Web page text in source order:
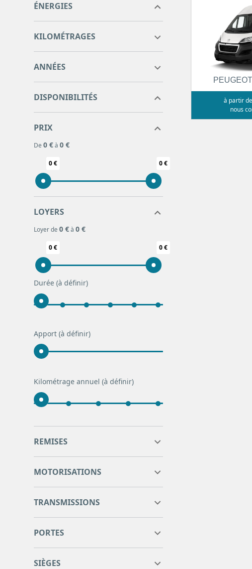
ÉNERGIES
KILOMÉTRAGES
ANNÉES
DISPONIBILITÉS
PRIX
De 0 €à 0 €
0 € 0 €
LOYERS
Loyer de 0 €à 0 €
0 € 0 €
Durée (à définir)
Apport (à définir)
Kilométrage annuel (à définir)
REMISES
MOTORISATIONS
TRANSMISSIONS
PORTES
SIÈGES
PEUGEOT
à partir de
nous